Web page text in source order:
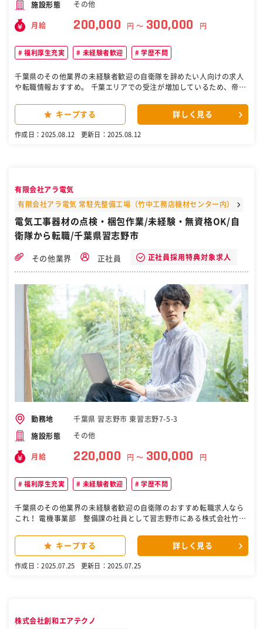
施設形態 その他
月給 200,000 円 〜 300,000 円
福利厚生充実 未経験者歓迎 学歴不問
千葉県のその他業界の未経験者歓迎の自衛隊を辞めたい人向けの求人
や転職情報おすすめ。 千葉エリアでの受注が増加しているため、帝人
社」で施工管理職を募集しています。 ■担当業務：【変更の範囲：会
社が定める範囲】 化学エネルギープラントの修繕をメーカー直請けで
行っており、工期は1年以上、数百万～数千万規模の施工管理となり
施工図は設計担当が行い一部調達は購買に任せることができます。 ■
組織構成： 千葉事務所は営業部5名と工事部６名(40代責任者1名、50
入社も多く、経験・年齢に問わず打ち解けやすい環境です。 ■魅力 <
魅力1：やりがい> 数億円規模の大規模なプロジェクトに関わることが
ータルで顧客と関わっており、個々人の取り組み次第で現場での検査
ング部門をエンジニアリング事業の海外展開を目的に設立された帝人
グループの完全子会社です。30年以上に渡り、主に帝人グループの生
産設備の建設・据付や帝人株式会社が扱う化学や繊維、医薬、フィル
ム成形などのプラント建設で積み上げた高い技術力を基盤として事業
を拡大し、国内外問わずエンジニアリング技術や製品の提供を行い、
高い評価を得ているため安定性がございます。 <魅力3：働きやすい環
境> 上司との距離が近く、自分の意見を伝えやすい環境です。有給は
入社日当日から15日分付与。「人が基軸」という考えのもと、働きや
すい環境が整っています。 変更の範囲：会社の定める業務 ［自衛隊・
転職・求人］
キープする 詳しく見る
作成日：2025.08.12 更新日：2025.08.12
有限会社アラ電気
有限会社アラ電気 常駐先整備工場（竹中工務店機材センター内）
電気工事器材の点検・梱包作業/未経験・無資格OK/自
衛隊から転職/千葉県習志野市
その他業界 正社員 正社員採用特典対象求人
勤務地 千葉県 習志野市 東習志野7-5-3
施設形態 その他
月給 220,000 円 〜 300,000 円
福利厚生充実 未経験者歓迎 学歴不問
千葉県のその他業界の未経験者歓迎の自衛隊のおすすめ転職求人なら
これ！ 電機事業部 整備課の社員として習志野市にある株式会社竹中
す。 現在ベテラン社員が1名おりますのでその先輩社員とともに業務
にあたっていただきます。 具体的な内容としては・・・ 株式会社竹中
方でもスタートできるお仕事です。働く工場は冷暖房完備で快適な空
キープする 詳しく見る
作成日：2025.07.25 更新日：2025.07.25
株式会社創和エアテクノ